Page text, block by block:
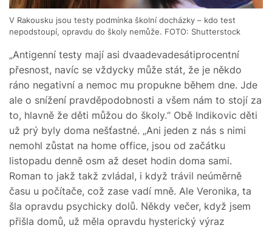
V Rakousku jsou testy podmínka školní docházky – kdo test
nepodstoupí, opravdu do školy nemůže. FOTO: Shutterstock
„Antigenní testy mají asi dvaadevadesátiprocentní
přesnost, navíc se vždycky může stát, že je někdo
ráno negativní a nemoc mu propukne během dne. Jde
ale o snížení pravděpodobnosti a všem nám to stojí za
to, hlavně že děti můžou do školy.“ Obě Indikovic děti
už prý byly doma nešťastné. „Ani jeden z nás s nimi
nemohl zůstat na home office, jsou od začátku
listopadu denně osm až deset hodin doma sami.
Roman to jakž takž zvládal, i když trávil neúměrně
času u počítače, což zase vadí mně. Ale Veronika, ta
šla opravdu psychicky dolů. Někdy večer, když jsem
přišla domů, už měla opravdu hysterický výraz